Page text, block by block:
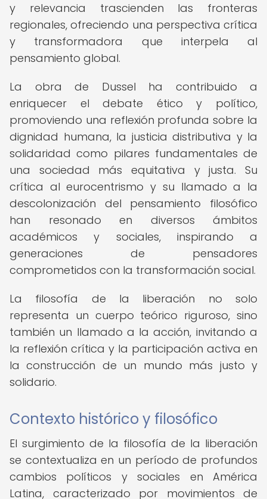
y relevancia trascienden las fronteras
regionales, ofreciendo una perspectiva crítica
y transformadora que interpela al
pensamiento global.
La obra de Dussel ha contribuido a
enriquecer el debate ético y político,
promoviendo una reflexión profunda sobre la
dignidad humana, la justicia distributiva y la
solidaridad como pilares fundamentales de
una sociedad más equitativa y justa. Su
crítica al eurocentrismo y su llamado a la
descolonización del pensamiento filosófico
han resonado en diversos ámbitos
académicos y sociales, inspirando a
generaciones de pensadores
comprometidos con la transformación social.
La filosofía de la liberación no solo
representa un cuerpo teórico riguroso, sino
también un llamado a la acción, invitando a
la reflexión crítica y la participación activa en
la construcción de un mundo más justo y
solidario.
Contexto histórico y filosófico
El surgimiento de la filosofía de la liberación
se contextualiza en un período de profundos
cambios políticos y sociales en América
Latina, caracterizado por movimientos de